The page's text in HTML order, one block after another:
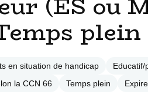
plein
en situation de handicap Educatif/
la CCN 66 Temps plein